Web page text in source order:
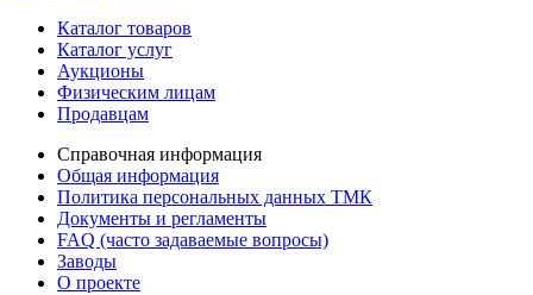
Каталог товаров
Каталог услуг
Аукционы
Физическим лицам
Продавцам
Справочная информация
Общая информация
Политика персональных данных ТМК
Документы и регламенты
FAQ (часто задаваемые вопросы)
Заводы
О проекте